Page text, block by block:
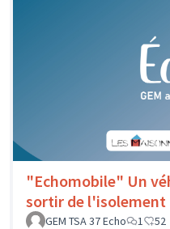
"Echomobile" Un
sortir de l'isolement
GEM TSA 37 Echo
1 52